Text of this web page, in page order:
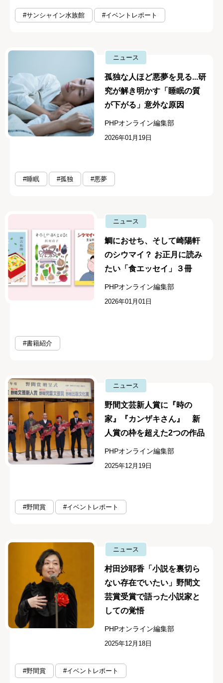
#サンシャイン水族館 #イベントレポート
ニュース
孤独な人ほど悪夢を見る...研
究が解き明かす「睡眠の質
が下がる」意外な原因
PHPオンライン編集部
2026年01月19日
#睡眠 #孤独 #悪夢
ニュース
鯛におせち、そして崎陽軒
のシウマイ？ お正月に読み
たい「食エッセイ」３冊
PHPオンライン編集部
2026年01月01日
#書籍紹介
ニュース
野間文芸新人賞に『時の
家』『カンザキさん』 新
人賞の枠を超えた2つの作品
PHPオンライン編集部
2025年12月19日
#野間賞 #イベントレポート
ニュース
村田沙耶香「小説を裏切ら
ない存在でいたい」野間文
芸賞受賞で語った小説家と
しての覚悟
PHPオンライン編集部
2025年12月18日
#野間賞 #イベントレポート